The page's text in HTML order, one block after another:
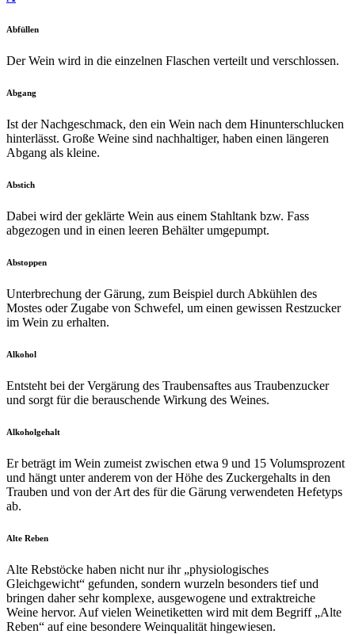
Abfüllen
Der Wein wird in die einzelnen Flaschen verteilt und verschlossen.
Abgang
Ist der Nachgeschmack, den ein Wein nach dem Hinunterschlucken
hinterlässt. Große Weine sind nachhaltiger, haben einen längeren
Abgang als kleine.
Abstich
Dabei wird der geklärte Wein aus einem Stahltank bzw. Fass
abgezogen und in einen leeren Behälter umgepumpt.
Abstoppen
Unterbrechung der Gärung, zum Beispiel durch Abkühlen des
Mostes oder Zugabe von Schwefel, um einen gewissen Restzucker
im Wein zu erhalten.
Alkohol
Entsteht bei der Vergärung des Traubensaftes aus Traubenzucker
und sorgt für die berauschende Wirkung des Weines.
Alkoholgehalt
Er beträgt im Wein zumeist zwischen etwa 9 und 15 Volumsprozent
und hängt unter anderem von der Höhe des Zuckergehalts in den
Trauben und von der Art des für die Gärung verwendeten Hefetyps
ab.
Alte Reben
Alte Rebstöcke haben nicht nur ihr „physiologisches
Gleichgewicht“ gefunden, sondern wurzeln besonders tief und
bringen daher sehr komplexe, ausgewogene und extraktreiche
Weine hervor. Auf vielen Weinetiketten wird mit dem Begriff „Alte
Reben“ auf eine besondere Weinqualität hingewiesen.